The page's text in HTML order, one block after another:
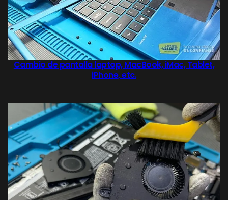
Cambio de pantalla laptop, MacBook, iMac, Tablet,
iPhone, etc.